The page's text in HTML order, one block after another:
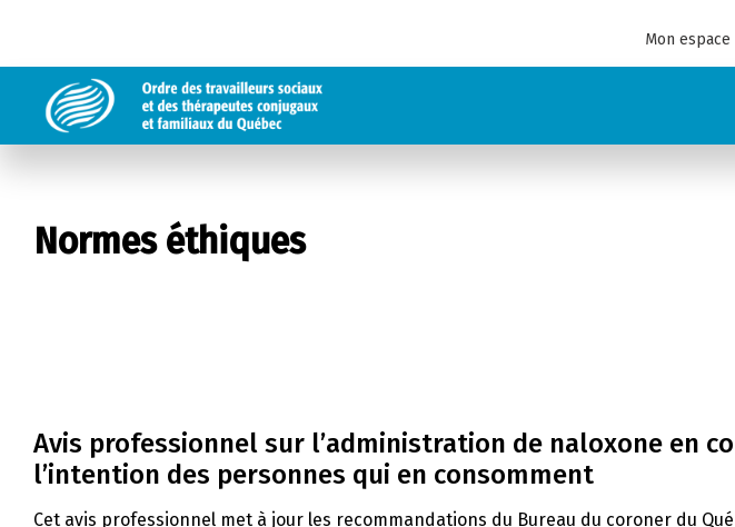
Mon espace
Normes éthiques
Avis professionnel sur l’administration de naloxone en
l’intention des personnes qui en consomment
Cet avis professionnel met à jour les recommandations du Bureau du coroner du